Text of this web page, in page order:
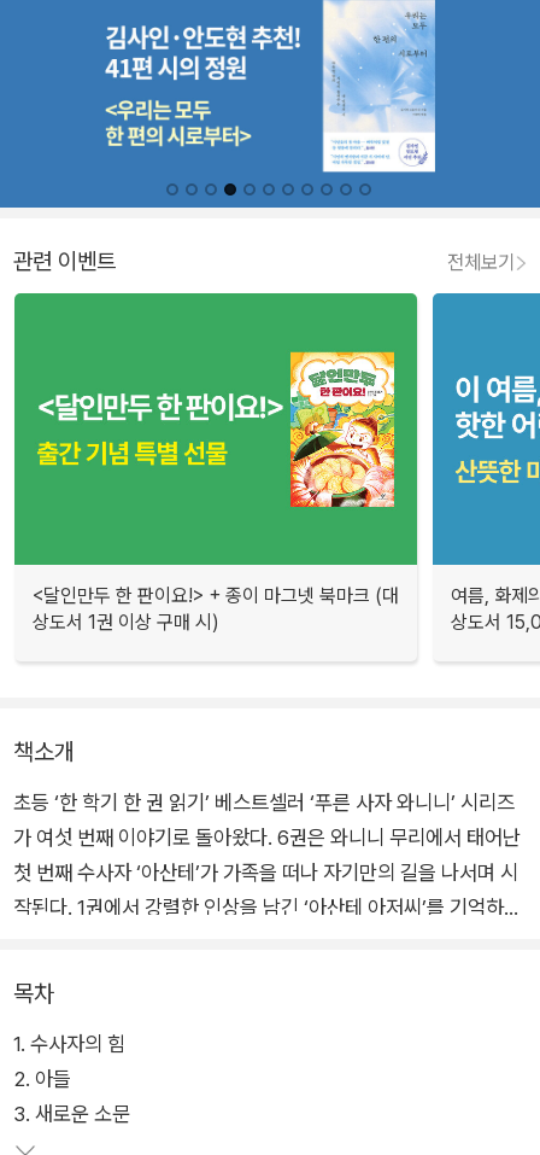
관련 이벤트 전체보기
<달인만두 한 판이요!> + 종이 마그넷 북마크 (대
상도서 1권 이상 구매 시)
여름, 화제
상도서
책소개
초등 ‘한 학기 한 권 읽기’ 베스트셀러 ‘푸른 사자 와니니’ 시리즈
가 여섯 번째 이야기로 돌아왔다. 6권은 와니니 무리에서 태어난
첫 번째 수사자 ‘아산테’가 가족을 떠나 자기만의 길을 나서며 시
작된다. 1권에서 강렬한 인상을 남긴 ‘아산테 아저씨’를 기억하는
테’라 불린 그는 어린 와니니를 지키기 위해 강한 상대에게 맞섰
다 숨을 거둔 전설의 수사자다.
특별한 이름을 물려받아 늘 당당해하던 어린 아산테는 동생 ‘후
루’를 데리고 초원으로 나선 첫날부터 자신이 아산테 아저씨와 이
목차
1. 수사자의 힘
2. 아들
3. 새로운 소문